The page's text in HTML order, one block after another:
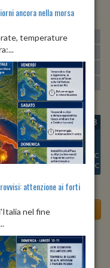
26º U:54%
28º
28º U:80%-88%
22º U:82%
11
21°C
25°C
MER 12
Min:20°C
Max:22°C
GIO 13
Min:
20°C
Max:22°C
tra 5 giorni
ancora nella morsa
temperature
attenzione ai forti
nel fine